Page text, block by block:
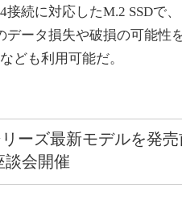
接続に対応したM.2 SSDで
ータ損失や破損の可能性
ども利用可能だ。
リーズ最新モデルを発
談会開催